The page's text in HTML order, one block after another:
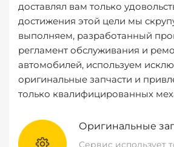
доставлял вам только
достижения этой цели мы
выполняем, разработанный
регламент обслуживания и
автомобилей, используем
оригинальные запчасти и
только квалифицированных
Оригинальные
Сервис использует